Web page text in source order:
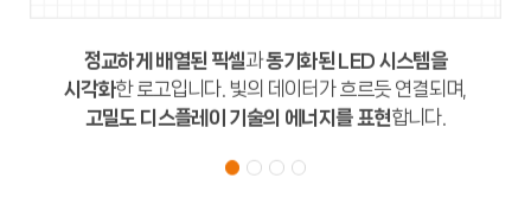
정교하게 배열된 픽셀과동기화된 LED 시스템을
시각화한 로고입니다. 빛의 데이터가 흐르듯 연결되며,
고밀도 디스플레이 기술의 에너지를 표현합니다.
C0 M65 Y100 K0
모든 인쇄매체 및 제작물
PANTONE 319C
정교하게 배열된 픽셀과동기화된 LED 시스템을
시각화한 로고입니다. 빛의 데이터가 흐르듯 연결되며,
고밀도 디스플레이 기술의 에너지를 표현합니다.